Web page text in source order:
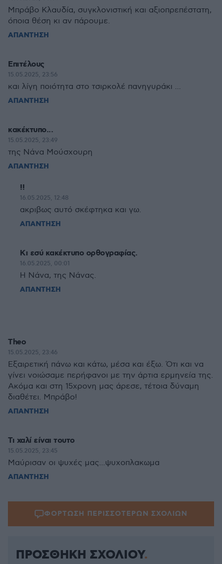
Μπράβο Κλαυδία, συγκλονιστική και αξιοπρεπέστατη,
όποια θέση κι αν πάρουμε.
ΑΠΑΝΤΗΣΗ
Επιτέλους
15.05.2025, 23:56
και λίγη ποιότητα στο τσιρκολέ πανηγυράκι ...
ΑΠΑΝΤΗΣΗ
κακέκτυπο...
15.05.2025, 23:49
της Nάνα Μούσχουρη
ΑΠΑΝΤΗΣΗ
!!
16.05.2025, 12:48
ακριβως αυτό σκέφτηκα και γω.
ΑΠΑΝΤΗΣΗ
Κι εσύ κακέκτυπο ορθογραφίας.
16.05.2025, 00:01
Η Νάνα, της Νάνας.
ΑΠΑΝΤΗΣΗ
Theo
15.05.2025, 23:46
Εξαιρετική πάνω και κάτω, μέσα και έξω. Ότι και να
γίνει νοιώσαμε περήφανοι με την άρτια ερμηνεία της.
Ακόμα και στη 15χρονη μας άρεσε, τέτοια δύναμη
διαθέτει. Μπράβο!
ΑΠΑΝΤΗΣΗ
Τι χαλί είναι τουτο
15.05.2025, 23:45
Μαύρισαν οι ψυχές μας...ψυχοπλακωμα
ΑΠΑΝΤΗΣΗ
ΦΟΡΤΩΣΗ ΠΕΡΙΣΣΟΤΕΡΩΝ ΣΧΟΛΙΩΝ
ΠΡΟΣΘΗΚΗ ΣΧΟΛΙΟΥ